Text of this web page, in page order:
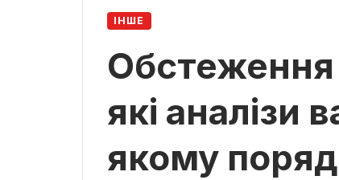
ІНШЕ
Обстеження
які аналізи
якому